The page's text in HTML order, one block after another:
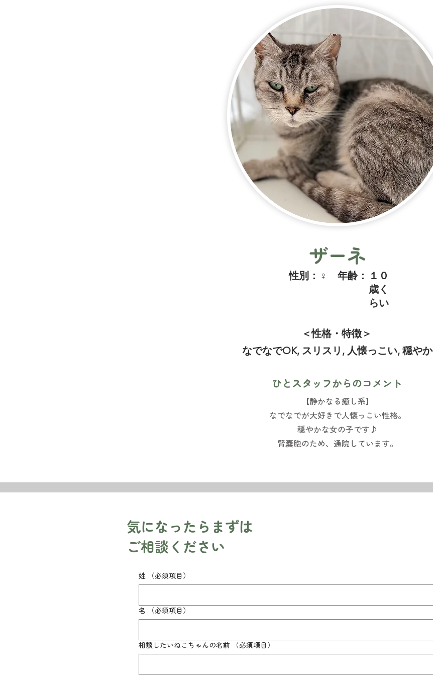
ザーネ
​性別： ♀ ​年齢：
１０
歳く
らい
＜性格・特徴＞
なでなでOK, スリスリ, 人懐っこい, 穏やか
ひとスタッフからのコメント
【静かなる癒し系】
なでなでが大好きで人懐っこい性格。
穏やかな女の子です♪
腎嚢胞のため、通院しています。
​気になったらまずは
ご相談ください
姓 （必須項目）
名 （必須項目）
相談したいねこちゃんの名前 （必須項目）